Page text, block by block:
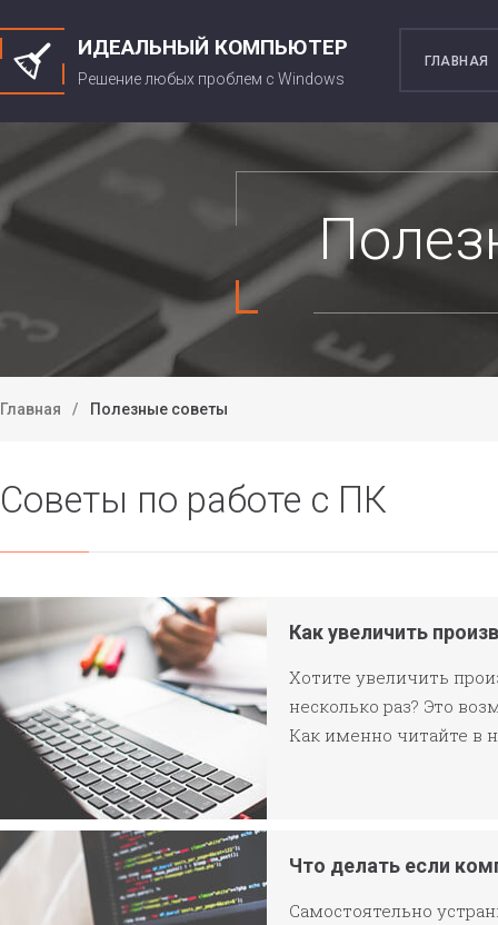
ИДЕАЛЬНЫЙ КОМПЬЮТЕР
Решение любых проблем c Windows
ГЛАВНАЯ
Главная Полезные советы
Советы по работе с ПК
Как увеличить
Хотите увеличить
несколько раз? Это
Как именно читайте в
Что делать если
Самостоятельно